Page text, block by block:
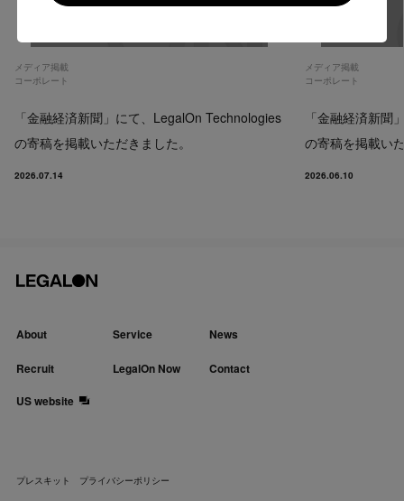
Go to US website
メディア掲載
コーポレート
「金融経済新聞」にて、LegalOn Technologies
の寄稿を掲載いただきました。
2026.07.14
メディア掲載
コーポレート
「金融経済新聞
の寄稿を掲載い
2026.06.10
About Service News
Recruit LegalOn Now
Contact
US website
プレスキット プライバシーポリシー